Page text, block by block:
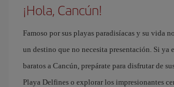
¡Hola, Cancún!
Famoso por sus playas paradisíacas y su vida
un destino que no necesita presentación. Si ya
baratos a Cancún, prepárate para disfrutar de
Playa Delfines o explorar los impresionantes